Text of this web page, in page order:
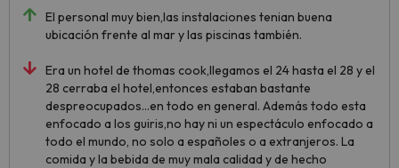
El personal muy bien,las instalaciones tenian buena
ubicación frente al mar y las piscinas también.
Era un hotel de thomas cook,llegamos el 24 hasta el 28 y el
28 cerraba el hotel,entonces estaban bastante
despreocupados...en todo en general. Además todo esta
enfocado a los guiris,no hay ni un espectáculo enfocado a
todo el mundo, no solo a españoles o a extranjeros. La
comida y la bebida de muy mala calidad y de hecho